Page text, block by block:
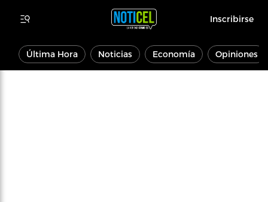
Inscribirse
Última Hora Noticias Economía Opiniones